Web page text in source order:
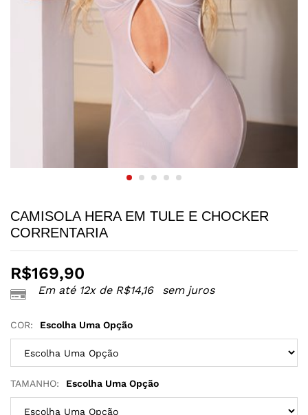
CAMISOLA HERA EM TULE E CHOCKER
CORRENTARIA
R$169,90
Em até 12x de R$14,16 sem juros
COR: Escolha Uma Opção
TAMANHO: Escolha Uma Opção